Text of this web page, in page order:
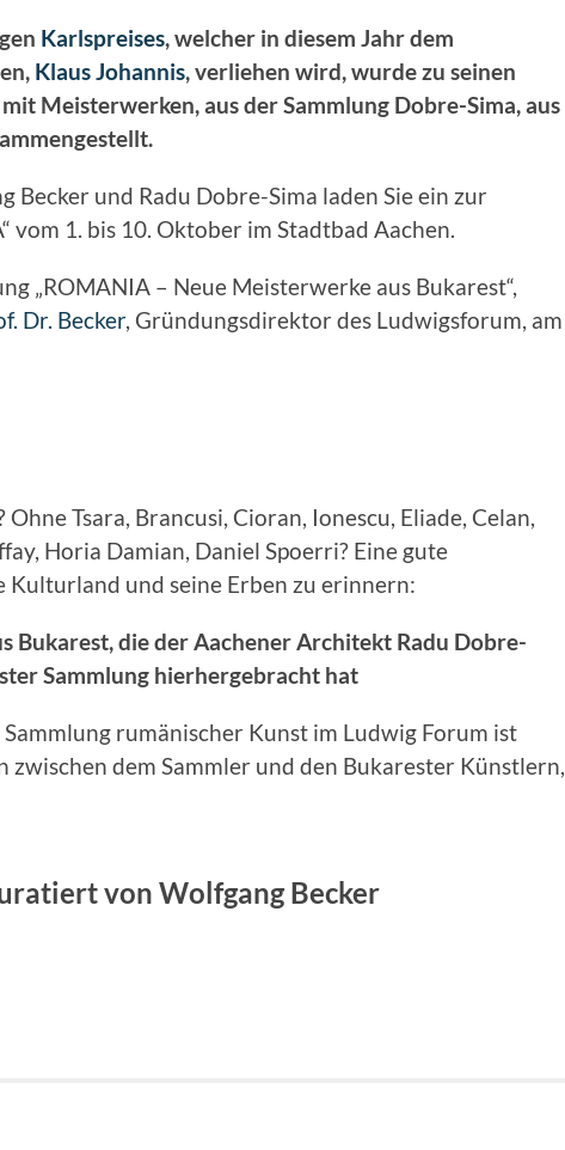
Karlspreises, welcher in diesem Jahr dem
Klaus Johannis, verliehen wird, wurde zu seinen
Meisterwerken, aus der Sammlung Dobre-Sima, aus
Becker und Radu Dobre-Sima laden Sie ein zur
vom 1. bis 10. Oktober im Stadtbad Aachen.
„ROMANIA – Neue Meisterwerke aus Bukarest“,
Dr. Becker, Gründungsdirektor des Ludwigsforum, am
Tsara, Brancusi, Cioran, Ionescu, Eliade, Celan,
Horia Damian, Daniel Spoerri? Eine gute
Kulturland und seine Erben zu erinnern:
Bukarest, die der Aachener Architekt Radu Dobre-
Sammlung hierhergebracht hat
rumänischer Kunst im Ludwig Forum ist
zwischen dem Sammler und den Bukarester Künstlern,
von Wolfgang Becker